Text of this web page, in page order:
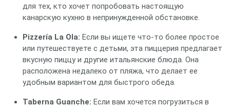
для тех, кто хочет попробовать настоящую
канарскую кухню в непринужденной обстановке.
Pizzería La Ola: Если вы ищете что-то более простое
или путешествуете с детьми, эта пиццерия предлагает
вкусную пиццу и другие итальянские блюда. Она
расположена недалеко от пляжа, что делает ее
удобным вариантом для быстрого обеда.
Taberna Guanche: Если вам хочется погрузиться в